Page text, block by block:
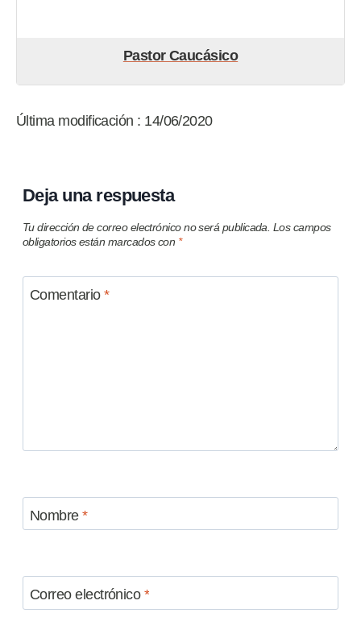
Pastor Caucásico
Última modificación : 14/06/2020
Deja una respuesta
Tu dirección de correo electrónico no será publicada. Los campos
obligatorios están marcados con *
Comentario*
Nombre*
Correo electrónico *